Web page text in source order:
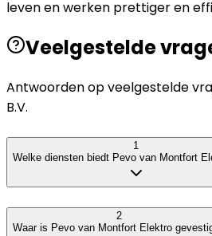
leven en werken prettiger en
Veelgestelde
Antwoorden op veelgestelde
B.V.
1
Welke diensten biedt Pevo van Montfort
2
Waar is Pevo van Montfort Elektro